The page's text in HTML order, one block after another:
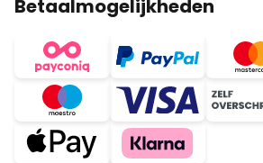
Betaalmogelijkheden